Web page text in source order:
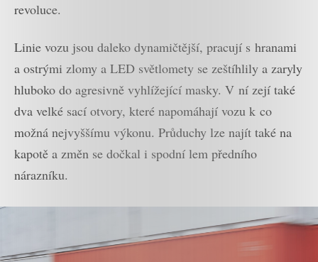
revoluce.
Linie vozu jsou daleko dynamičtější, pracují s hranami
a ostrými zlomy a LED světlomety se zeštíhlily a zaryly
hluboko do agresivně vyhlížející masky. V ní zejí také
dva velké sací otvory, které napomáhají vozu k co
možná nejvyššímu výkonu. Průduchy lze najít také na
kapotě a změn se dočkal i spodní lem předního
nárazníku.